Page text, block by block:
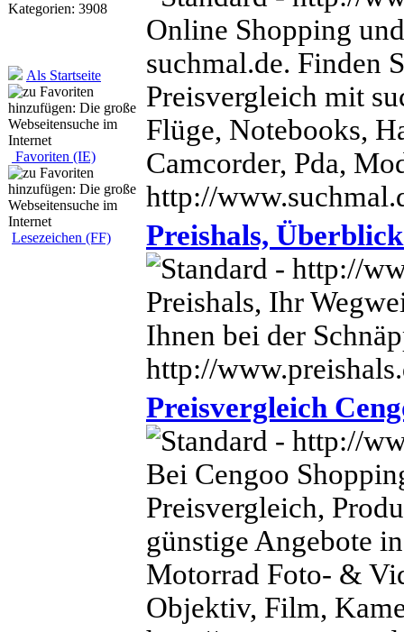
Kategorien: 3908
Als Startseite
Favoriten (IE)
Lesezeichen (FF)
Online Shopping
suchmal.de. Finden
Preisvergleich mit
Flüge, Notebooks,
Camcorder, Pda,
http://
Preishals,
Preishals, Ihr
Ihnen bei der
http://
Preisvergleich
Bei Cengoo
Preisvergleich,
günstige Angebote
Motorrad Foto- &
Objektiv, Film,